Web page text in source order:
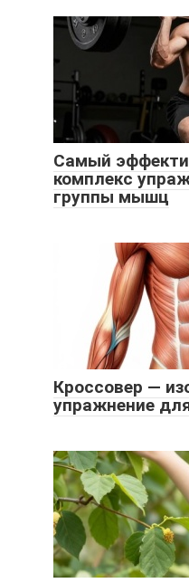
Самый
комплекс
группы мышц
Кроссовер —
упражнение